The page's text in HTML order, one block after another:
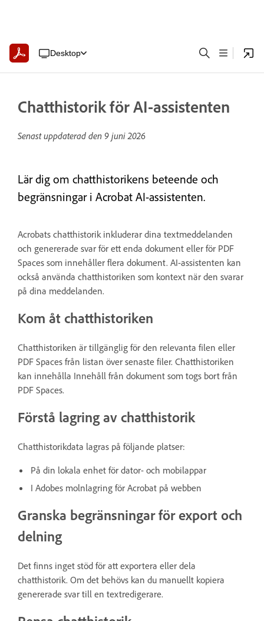
Desktop
Chatthistorik för AI-assistenten
Senast uppdaterad den 9 juni 2026
Lär dig om chatthistorikens beteende och
begränsningar i Acrobat AI-assistenten.
Acrobats chatthistorik inkluderar dina textmeddelanden
och genererade svar för ett enda dokument eller för PDF
Spaces som innehåller flera dokument. AI-assistenten kan
också använda chatthistoriken som kontext när den svarar
på dina meddelanden.
Kom åt chatthistoriken
Chatthistoriken är tillgänglig för den relevanta filen eller
PDF Spaces från listan över senaste filer. Chatthistoriken
kan innehålla Innehåll från dokument som togs bort från
PDF Spaces.
Förstå lagring av chatthistorik
Chatthistorikdata lagras på följande platser:
På din lokala enhet för dator- och mobilappar
I Adobes molnlagring för Acrobat på webben
Granska begränsningar för export och
delning
Det finns inget stöd för att exportera eller dela
chatthistorik. Om det behövs kan du manuellt kopiera
genererade svar till en textredigerare.